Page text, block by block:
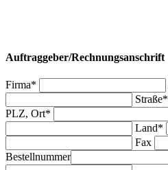
Auftraggeber/Rechnungsanschrift
Firma*
Straße*
PLZ, Ort*
Land*
Fax
Bestellnummer